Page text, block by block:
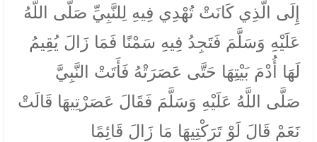
إِلَى الَّذِي كَانَتْ تُهْدِي فِيهِ لِلنَّبِيِّ صَلَّى اللَّهُ
عَلَيْهِ وَسَلَّمَ فَتَجِدُ فِيهِ سَمْنًا فَمَا زَالَ يُقِيمُ
لَهَا أُدْمَ بَيْتِهَا حَتَّى عَصَرَتْهُ فَأَتَتْ النَّبِيَّ
صَلَّى اللَّهُ عَلَيْهِ وَسَلَّمَ فَقَالَ عَصَرْتِيهَا قَالَتْ
نَعَمْ قَالَ لَوْ تَرَكْتِيهَا مَا زَالَ قَائِمًا